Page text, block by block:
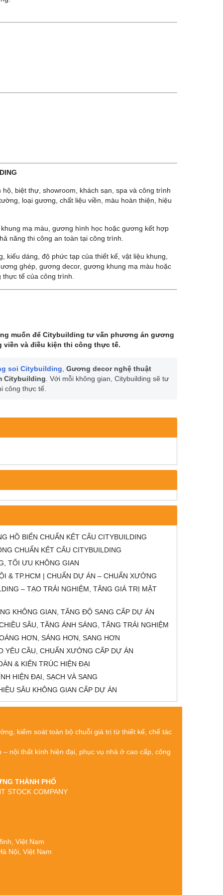
biệt thự, showroom, khách sạn, spa và công trình
loại gương, chất liệu viền, màu hoàn thiện, hiệu
mạ màu, gương hình học hoặc gương kết hợp
năng thi công an toàn tại công trình.
dáng, độ phức tạp của thiết kế, vật liệu khung,
ghép, gương decor, gương khung mạ màu hoặc
tế của công trình.
muốn để Citybuilding tư vấn phương án gương
và điều kiện thi công thực tế.
soi Citybuilding Gương decor nghệ thuật
Citybuilding . Với mỗi không gian, Citybuilding sẽ tư
công thực tế.
HỒ BIỂN CHUẨN KẾT CẤU CITYBUILDING
CHUẨN KẾT CẤU CITYBUILDING
TỐI ƯU KHÔNG GIAN
& TP.HCM | CHUẨN DỰ ÁN – CHUẨN XƯỞNG
– TẠO TRẢI NGHIỆM, TĂNG GIÁ TRỊ MẶT
KHÔNG GIAN, TĂNG ĐỘ SANG CẤP DỰ ÁN
SÂU, TĂNG ÁNH SÁNG, TĂNG TRẢI NGHIỆM
HƠN, SÁNG HƠN, SANG HƠN
YÊU CẦU, CHUẨN XƯỞNG CẤP DỰ ÁN
& KIẾN TRÚC HIỆN ĐẠI
HIỆN ĐẠI, SẠCH VÀ SANG
SÂU KHÔNG GIAN CẤP DỰ ÁN
kiểm soát toàn bộ chuỗi giá trị từ thiết kế, chế tác
nội thất kính hiện đại, phục vụ nhà ở cao cấp, công
THÀNH PHỐ
STOCK COMPANY
Việt Nam
Nội, Việt Nam